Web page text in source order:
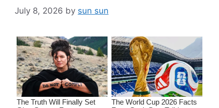
July 8, 2026 by sun sun